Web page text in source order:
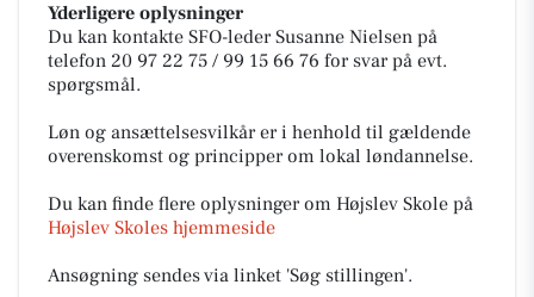
Yderligere oplysninger
Du kan kontakte SFO-leder Susanne Nielsen på
telefon 20 97 22 75 / 99 15 66 76 for svar på evt.
spørgsmål.
Løn og ansættelsesvilkår er i henhold til gældende
overenskomst og principper om lokal løndannelse.
Du kan finde flere oplysninger om Højslev Skole på
Højslev Skoles hjemmeside
Ansøgning sendes via linket 'Søg stillingen'.